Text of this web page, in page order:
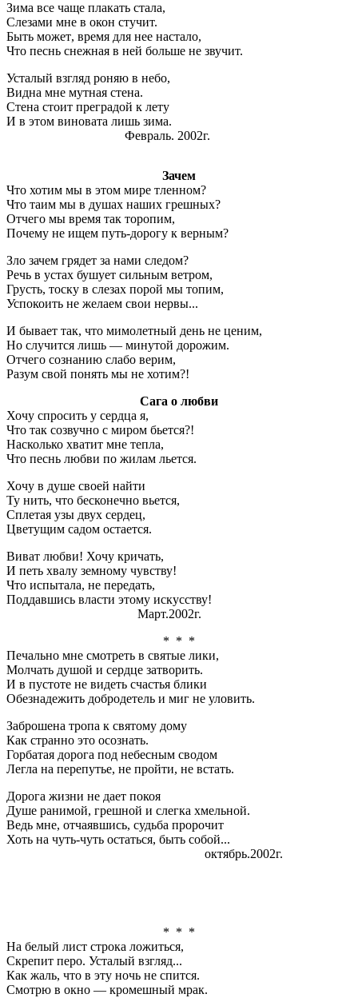
Зима все чаще плакать стала,
Слезами мне в окон стучит.
Быть может, время для нее настало,
Что песнь снежная в ней больше не звучит.
Усталый взгляд роняю в небо,
Видна мне мутная стена.
Стена стоит преградой к лету
И в этом виновата лишь зима.
Февраль. 2002г.
Зачем
Что хотим мы в этом мире тленном?
Что таим мы в душах наших грешных?
Отчего мы время так торопим,
Почему не ищем путь-дорогу к верным?
Зло зачем грядет за нами следом?
Речь в устах бушует сильным ветром,
Грусть, тоску в слезах порой мы топим,
Успокоить не желаем свои нервы...
И бывает так, что мимолетный день не ценим,
Но случится лишь — минутой дорожим.
Отчего сознанию слабо верим,
Разум свой понять мы не хотим?!
Сага о любви
Хочу спросить у сердца я,
Что так созвучно с миром бьется?!
Насколько хватит мне тепла,
Что песнь любви по жилам льется.
Хочу в душе своей найти
Ту нить, что бесконечно вьется,
Сплетая узы двух сердец,
Цветущим садом остается.
Виват любви! Хочу кричать,
И петь хвалу земному чувству!
Что испытала, не передать,
Поддавшись власти этому искусству!
Март.2002г.
* * *
Печально мне смотреть в святые лики,
Молчать душой и сердце затворить.
И в пустоте не видеть счастья блики
Обезнадежить добродетель и миг не уловить.
Заброшена тропа к святому дому
Как странно это осознать.
Горбатая дорога под небесным сводом
Легла на перепутье, не пройти, не встать.
Дорога жизни не дает покоя
Душе ранимой, грешной и слегка хмельной.
Ведь мне, отчаявшись, судьба пророчит
Хоть на чуть-чуть остаться, быть собой...
октябрь.2002г.
* * *
На белый лист строка ложиться,
Скрепит перо. Усталый взгляд...
Как жаль, что в эту ночь не спится.
Смотрю в окно — кромешный мрак.